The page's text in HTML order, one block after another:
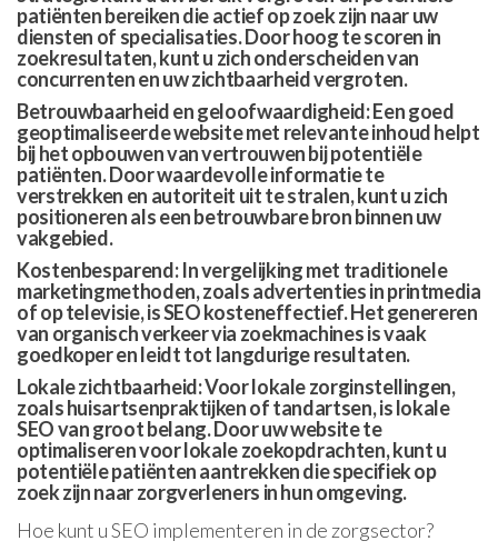
patiënten bereiken die actief op zoek zijn naar uw
diensten of specialisaties. Door hoog te scoren in
zoekresultaten, kunt u zich onderscheiden van
concurrenten en uw zichtbaarheid vergroten.
Betrouwbaarheid en geloofwaardigheid: Een goed
geoptimaliseerde website met relevante inhoud helpt
bij het opbouwen van vertrouwen bij potentiële
patiënten. Door waardevolle informatie te
verstrekken en autoriteit uit te stralen, kunt u zich
positioneren als een betrouwbare bron binnen uw
vakgebied.
Kostenbesparend: In vergelijking met traditionele
marketingmethoden, zoals advertenties in printmedia
of op televisie, is SEO kosteneffectief. Het genereren
van organisch verkeer via zoekmachines is vaak
goedkoper en leidt tot langdurige resultaten.
Lokale zichtbaarheid: Voor lokale zorginstellingen,
zoals huisartsenpraktijken of tandartsen, is lokale
SEO van groot belang. Door uw website te
optimaliseren voor lokale zoekopdrachten, kunt u
potentiële patiënten aantrekken die specifiek op
zoek zijn naar zorgverleners in hun omgeving.
Hoe kunt u SEO implementeren in de zorgsector?